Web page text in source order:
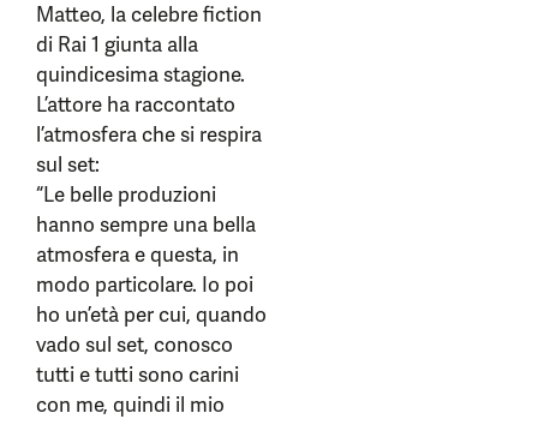
Matteo, la celebre fiction
di Rai 1 giunta alla
quindicesima stagione.
L’attore ha raccontato
l’atmosfera che si respira
sul set:
“Le belle produzioni
hanno sempre una bella
atmosfera e questa, in
modo particolare. Io poi
ho un’età per cui, quando
vado sul set, conosco
tutti e tutti sono carini
con me, quindi il mio